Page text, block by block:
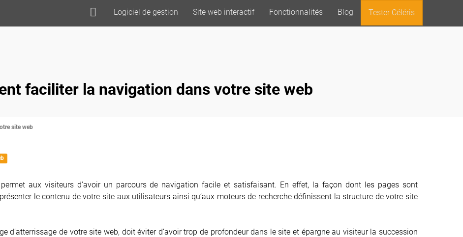
Logiciel de gestion Site web interactif Fonctionnalités Blog Tester Céléris
faciliter la navigation dans votre site web
site web
aux visiteurs d’avoir un parcours de navigation facile et satisfaisant. En effet, la façon dont les pages sont
le contenu de votre site aux utilisateurs ainsi qu’aux moteurs de recherche définissent la structure de votre site
d’atterrissage de votre site web, doit éviter d’avoir trop de profondeur dans le site et épargne au visiteur la succession